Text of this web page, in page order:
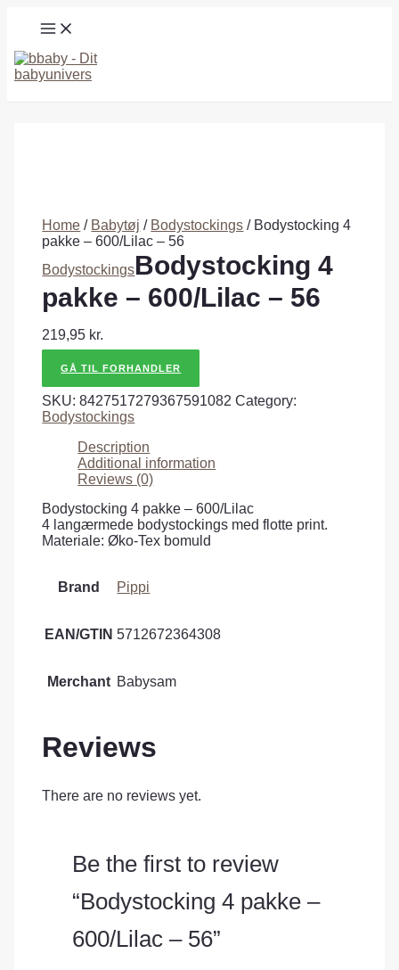
MAIN
MENU
Home / Babytøj / Bodystockings / Bodystocking 4
pakke – 600/Lilac – 56
BodystockingsBodystocking 4
pakke – 600/Lilac – 56
219,95 kr.
GÅ TIL FORHANDLER
SKU:8427517279367591082 Category:
Bodystockings
Description
Additional information
Reviews (0)
Bodystocking 4 pakke – 600/Lilac
4 langærmede bodystockings med flotte print.
Materiale: Øko-Tex bomuld
Brand Pippi
EAN/GTIN 5712672364308
Merchant Babysam
Reviews
There are no reviews yet.
Be the first to review
“Bodystocking 4 pakke –
600/Lilac – 56”